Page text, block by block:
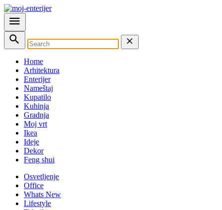
Home
Arhitektura
Enterijer
Nameštaj
Kupatilo
Kuhinja
Gradnja
Moj vrt
Ikea
Ideje
Dekor
Feng shui
Osvetljenje
Office
Whats New
Lifestyle